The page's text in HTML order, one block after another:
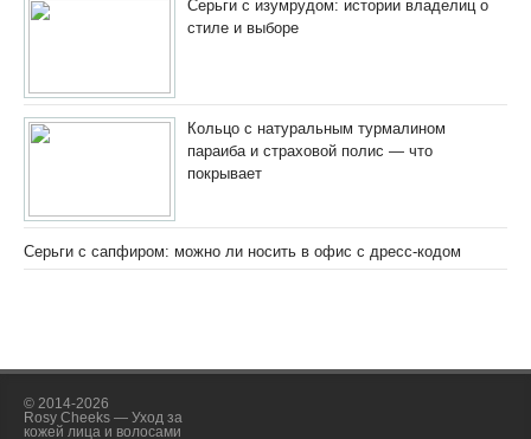
Серьги с изумрудом: истории владелиц о
стиле и выборе
Кольцо с натуральным турмалином
параиба и страховой полис — что
покрывает
Серьги с сапфиром: можно ли носить в офис с дресс-кодом
© 2014-2026
Rosy Cheeks — Уход за
кожей лица и волосами